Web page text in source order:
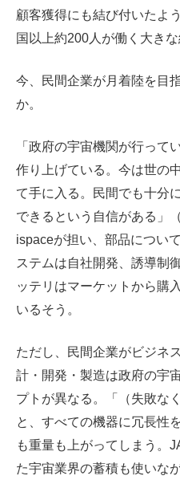
顧客獲得にも結び付いたよ
国以上約200人が働く大きな
今、民間企業が月着陸を目
か。
「政府の宇宙機関が行って
作り上げている。今は世の
て手に入る。民間でも十分
できるという自信がある」
ispaceが担い、部品につい
ステムは自社開発、誘導制
ッテリはマーケットから購
いるそう。
ただし、民間企業がビジネ
計・開発・製造は政府の宇
プトが異なる。「（失敗な
と、すべての機器に冗長性
も重量も上がってしまう。
た宇宙業界の蓄積も使いな